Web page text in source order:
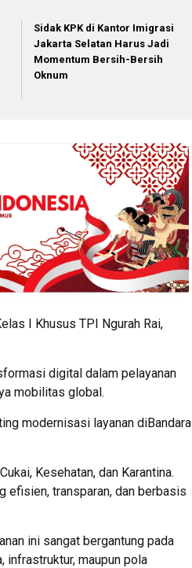
Sidak KPK di Kantor Imigrasi
Jakarta Selatan Harus Jadi
Momentum Bersih-Bersih
Oknum
I Khusus TPI Ngurah Rai,
digital dalam pelayanan
mobilitas global.
modernisasi layanan diBandara
Kesehatan, dan Karantina.
efisien, transparan, dan berbasis
ini sangat bergantung pada
infrastruktur, maupun pola